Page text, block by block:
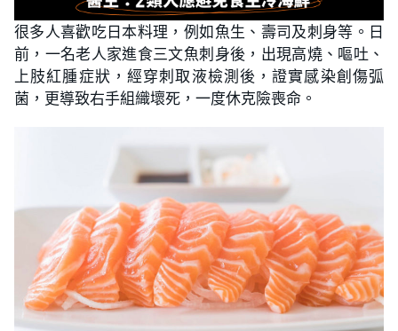
很多人喜歡吃日本料理，例如魚生、壽司及刺身等。日
前，一名老人家進食三文魚刺身後，出現高燒、嘔吐、
上肢紅腫症狀，經穿刺取液檢測後，證實感染創傷弧
菌，更導致右手組織壞死，一度休克險喪命。